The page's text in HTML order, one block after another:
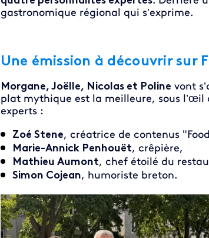
gastronomique régional qui s’exprime.
Une émission à découvrir sur
Morgane, Joëlle, Nicolas et Poline vont
plat mythique est la meilleure, sous l’œil
experts :
Zoé Stene, créatrice de contenus
Marie-Annick Penhouët, crêpière,
Mathieu Aumont, chef étoilé du
Simon Cojean, humoriste breton.
Image